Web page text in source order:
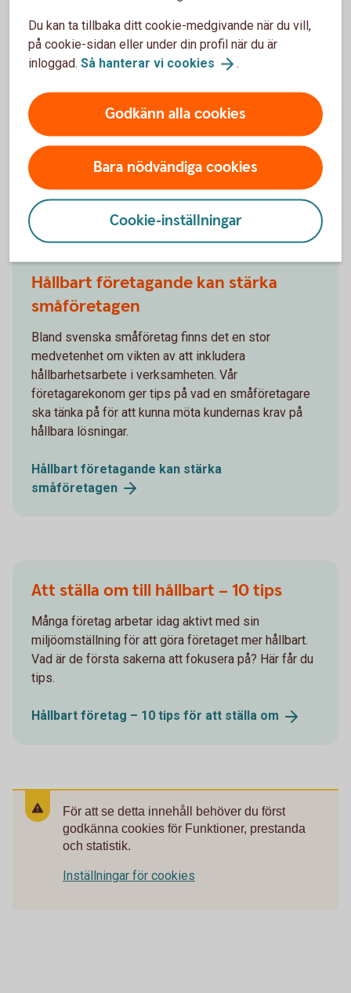
Swedbanks hållbarhetsarbete
Ramverk som strategier, policys, internationella
ansvarsfull bankverksamhet pekar ut riktningen.
Hållbarhet(.com)
Andra läser också
Hållbart företagande kan stärka
småföretagen
Bland svenska småföretag finns det en stor
medvetenhet om vikten av att inkludera
hållbarhetsarbete i verksamheten. Vår
företagarekonom ger tips på vad en småföretagare
ska tänka på för att kunna möta kundernas krav på
hållbara lösningar.
Hållbart företagande kan stärka
småföretagen
Att ställa om till hållbart – 10 tips
Många företag arbetar idag aktivt med sin
miljöomställning för att göra företaget mer hållbart.
Vad är de första sakerna att fokusera på? Här får du
tips.
Hållbart företag – 10 tips för att ställa om
För att se detta innehåll behöver du först
godkänna cookies för Funktioner, prestanda
och statistik.
Inställningar för cookies
Du kan ta tillbaka ditt cookie-medgivande när du vill,
på cookie-sidan eller under din profil när du är
inloggad. Så hanterar vi cookies .
Godkänn alla cookies
Bara nödvändiga cookies
Cookie-inställningar